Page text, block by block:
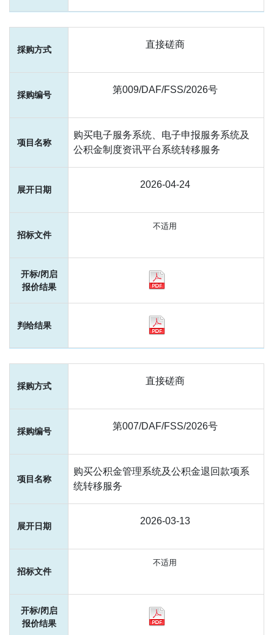
直接磋商
第009/DAF/FSS/2026号
购买电子服务系统、电子申报服务系统及
公积金制度资讯平台系统转移服务
2026-04-24
不适用
直接磋商
第007/DAF/FSS/2026号
购买公积金管理系统及公积金退回款项系
统转移服务
2026-03-13
不适用